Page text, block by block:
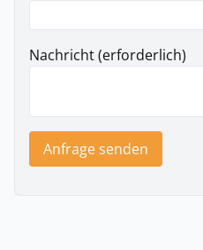
Nachricht (erforderlich)
Anfrage senden